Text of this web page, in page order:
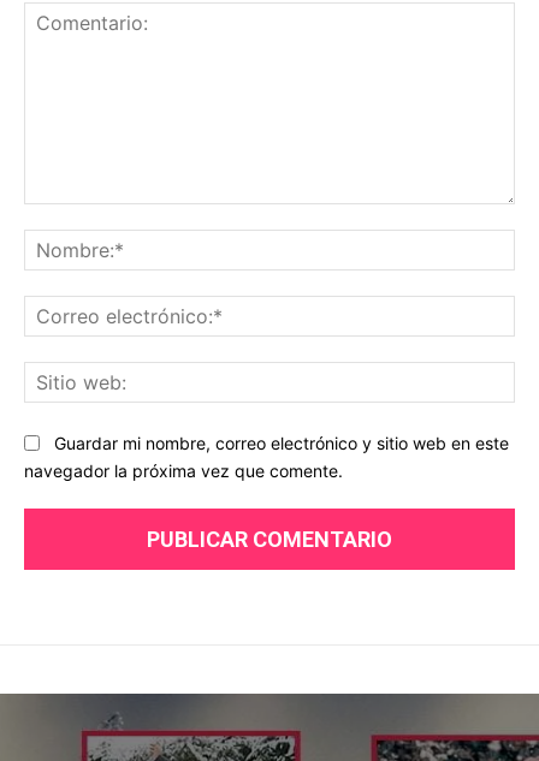
Guardar mi nombre, correo electrónico y sitio web en este
navegador la próxima vez que comente.